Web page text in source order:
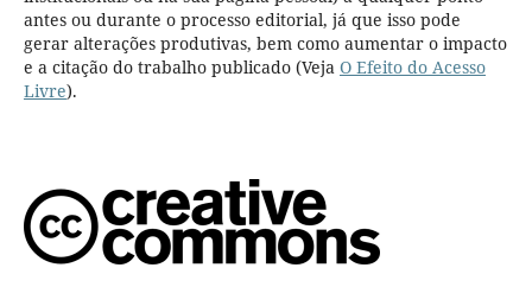
antes ou durante o processo editorial, já que isso pode
gerar alterações produtivas, bem como aumentar o impacto
e a citação do trabalho publicado (Veja O Efeito do Acesso
Livre).